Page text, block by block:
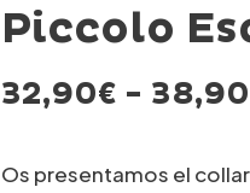
Piccolo
32,90€ - 38,90
Os presentamos el